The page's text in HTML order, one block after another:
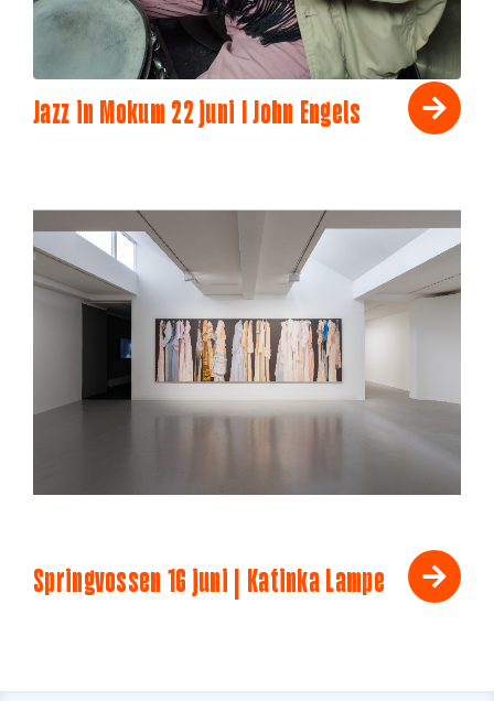
Jazz in Mokum 22 juni I John Engels
Springvossen 16 juni | Katinka Lampe